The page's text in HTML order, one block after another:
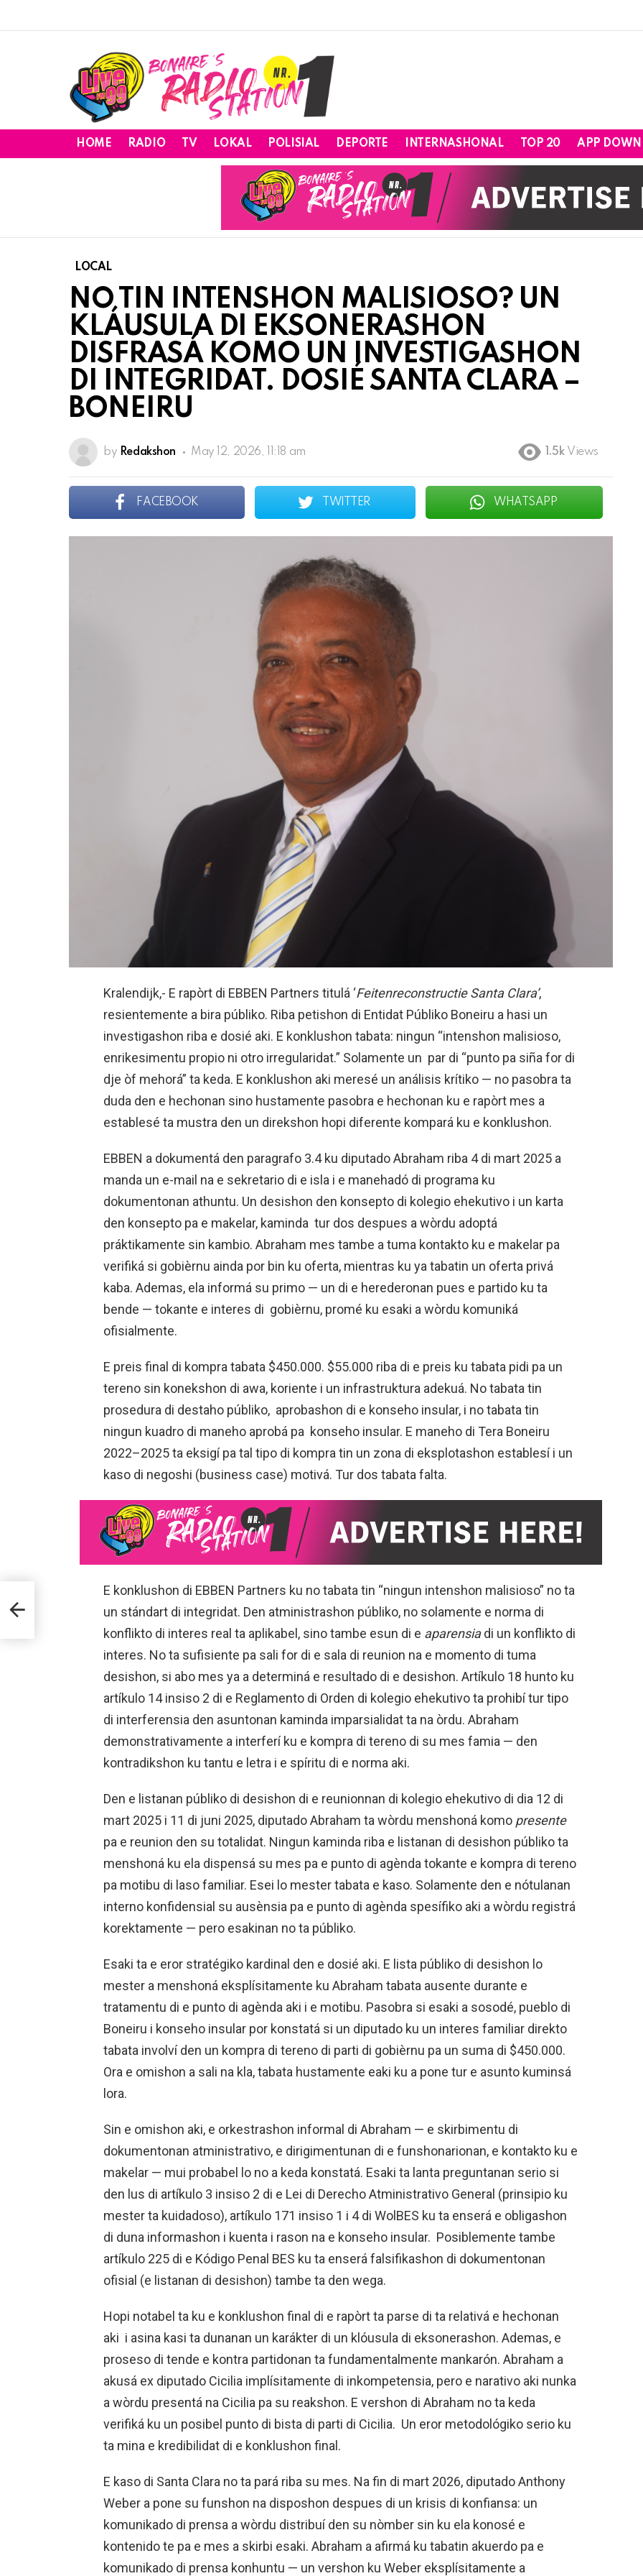
HOME RADIO TV LOKAL POLISIAL DEPORTE INTERNASHONAL TOP 20 APP
LOCAL
NO TIN INTENSHON MALISIOSO? UN
KLÁUSULA DI EKSONERASHON
DISFRASÁ KOMO UN INVESTIGASHON
DI INTEGRIDAT. DOSIÉ SANTA CLARA –
BONEIRU
by Redakshon May 12, 2026, 11:18 am 1.5k Views
FACEBOOK TWITTER WHATSAPP
Kralendijk,- E rapòrt di EBBEN Partners titulá ‘Feitenreconstructie Santa Clara’,
resientemente a bira públiko. Riba petishon di Entidat Públiko Boneiru a hasi un
investigashon riba e dosié aki. E konklushon tabata: ningun “intenshon malisioso,
enrikesimentu propio ni otro irregularidat.” Solamente un par di “punto pa siña for di
dje òf mehorá” ta keda. E konklushon aki meresé un análisis krítiko — no pasobra ta
duda den e hechonan sino hustamente pasobra e hechonan ku e rapòrt mes a
establesé ta mustra den un direkshon hopi diferente kompará ku e konklushon.
EBBEN a dokumentá den paragrafo 3.4 ku diputado Abraham riba 4 di mart 2025 a
manda un e-mail na e sekretario di e isla i e manehadó di programa ku
dokumentonan athuntu. Un desishon den konsepto di kolegio ehekutivo i un karta
den konsepto pa e makelar, kaminda tur dos despues a wòrdu adoptá
práktikamente sin kambio. Abraham mes tambe a tuma kontakto ku e makelar pa
verifiká si gobièrnu ainda por bin ku oferta, mientras ku ya tabatin un oferta privá
kaba. Ademas, ela informá su primo — un di e herederonan pues e partido ku ta
bende — tokante e interes di gobièrnu, promé ku esaki a wòrdu komuniká
ofisialmente.
E preis final di kompra tabata $450.000. $55.000 riba di e preis ku tabata pidi pa un
tereno sin konekshon di awa, koriente i un infrastruktura adekuá. No tabata tin
prosedura di destaho públiko, aprobashon di e konseho insular, i no tabata tin
ningun kuadro di maneho aprobá pa konseho insular. E maneho di Tera Boneiru
2022–2025 ta eksigí pa tal tipo di kompra tin un zona di eksplotashon establesí i un
kaso di negoshi (business case) motivá. Tur dos tabata falta.
E konklushon di EBBEN Partners ku no tabata tin “ningun intenshon malisioso” no ta
un stándart di integridat. Den atministrashon públiko, no solamente e norma di
konflikto di interes real ta aplikabel, sino tambe esun di e aparensiadi un konflikto di
interes. No ta sufisiente pa sali for di e sala di reunion na e momento di tuma
desishon, si abo mes ya a determiná e resultado di e desishon. Artíkulo 18 hunto ku
artíkulo 14 insiso 2 di e Reglamento di Orden di kolegio ehekutivo ta prohibí tur tipo
di interferensia den asuntonan kaminda imparsialidat ta na òrdu. Abraham
demonstrativamente a interferí ku e kompra di tereno di su mes famia — den
kontradikshon ku tantu e letra i e spíritu di e norma aki.
Den e listanan públiko di desishon di e reunionnan di kolegio ehekutivo di dia 12 di
mart 2025 i 11 di juni 2025, diputado Abraham ta wòrdu menshoná komo presente
pa e reunion den su totalidat. Ningun kaminda riba e listanan di desishon públiko ta
menshoná ku ela dispensá su mes pa e punto di agènda tokante e kompra di tereno
pa motibu di laso familiar. Esei lo mester tabata e kaso. Solamente den e nótulanan
interno konfidensial su ausènsia pa e punto di agènda spesífiko aki a wòrdu registrá
korektamente — pero esakinan no ta públiko.
Esaki ta e eror stratégiko kardinal den e dosié aki. E lista públiko di desishon lo
mester a menshoná eksplísitamente ku Abraham tabata ausente durante e
tratamentu di e punto di agènda aki i e motibu. Pasobra si esaki a sosodé, pueblo di
Boneiru i konseho insular por konstatá si un diputado ku un interes familiar direkto
tabata involví den un kompra di tereno di parti di gobièrnu pa un suma di $450.000.
Ora e omishon a sali na kla, tabata hustamente eaki ku a pone tur e asunto kuminsá
lora.
Sin e omishon aki, e orkestrashon informal di Abraham — e skirbimentu di
dokumentonan atministrativo, e dirigimentunan di e funshonarionan, e kontakto ku e
makelar — mui probabel lo no a keda konstatá. Esaki ta lanta preguntanan serio si
den lus di artíkulo 3 insiso 2 di e Lei di Derecho Atministrativo General (prinsipio ku
mester ta kuidadoso), artíkulo 171 insiso 1 i 4 di WolBES ku ta enserá e obligashon
di duna informashon i kuenta i rason na e konseho insular. Posiblemente tambe
artíkulo 225 di e Kódigo Penal BES ku ta enserá falsifikashon di dokumentonan
ofisial (e listanan di desishon) tambe ta den wega.
Hopi notabel ta ku e konklushon final di e rapòrt ta parse di ta relativá e hechonan
aki i asina kasi ta dunanan un karákter di un klóusula di eksonerashon. Ademas, e
proseso di tende e kontra partidonan ta fundamentalmente mankarón. Abraham a
akusá ex diputado Cicilia implísitamente di inkompetensia, pero e narativo aki nunka
a wòrdu presentá na Cicilia pa su reakshon. E vershon di Abraham no ta keda
verifiká ku un posibel punto di bista di parti di Cicilia. Un eror metodológiko serio ku
ta mina e kredibilidat di e konklushon final.
E kaso di Santa Clara no ta pará riba su mes. Na fin di mart 2026, diputado Anthony
Weber a pone su funshon na disposhon despues di un krisis di konfiansa: un
komunikado di prensa a wòrdu distribuí den su nòmber sin ku ela konosé e
kontenido te pa e mes a skirbi esaki. Abraham a afirmá ku tabatin akuerdo pa e
komunikado di prensa konhuntu — un vershon ku Weber eksplísitamente a